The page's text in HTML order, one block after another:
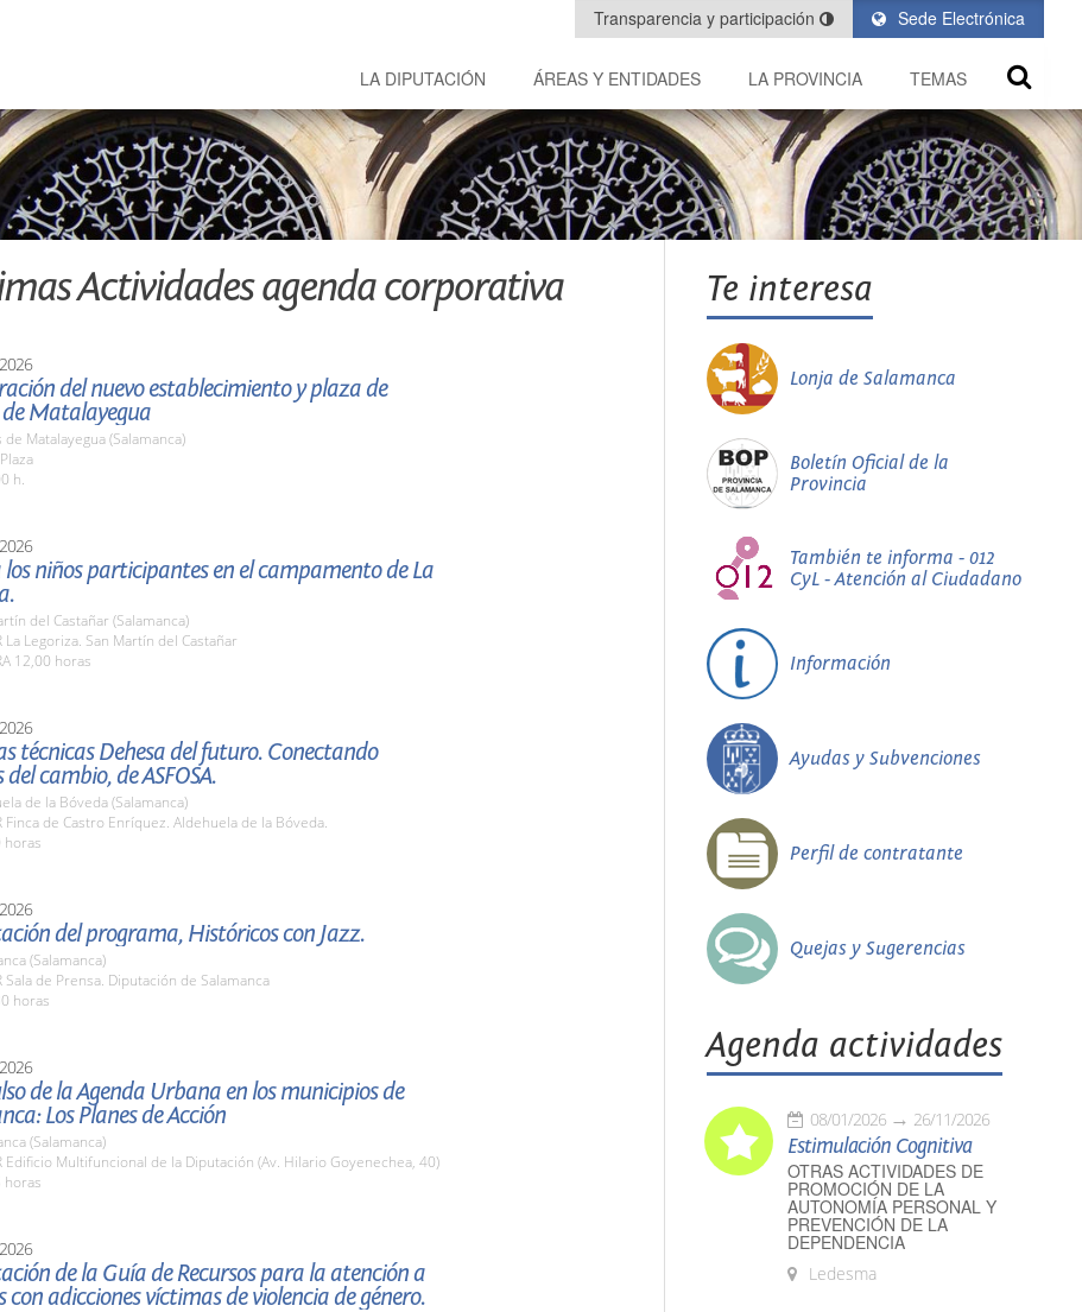
Sede Electrónica
Transparencia y participación
LA DIPUTACIÓN ÁREAS Y ENTIDADES LA PROVINCIA TEMAS
Actividades agenda corporativa
del nuevo establecimiento y plaza de
Matalayegua
Matalayegua (Salamanca)
h.
los niños participantes en el campamento de La
del Castañar (Salamanca)
La Legoriza. San Martín del Castañar
12,00 horas
técnicas Dehesa del futuro. Conectando
cambio, de ASFOSA.
de la Bóveda (Salamanca)
Finca de Castro Enríquez. Aldehuela de la Bóveda.
horas
del programa, Históricos con Jazz.
(Salamanca)
Sala de Prensa. Diputación de Salamanca
horas
de la Agenda Urbana en los municipios de
Los Planes de Acción
(Salamanca)
Edificio Multifuncional de la Diputación (Av. Hilario Goyenechea, 40)
horas
de la Guía de Recursos para la atención a
con adicciones víctimas de violencia de género.
Te interesa
Lonja de Salamanca
Boletín Oficial de la
Provincia
También te informa - 012
CyL - Atención al Ciudadano
Información
Ayudas y Subvenciones
Perfil de contratante
Quejas y Sugerencias
Agenda actividades
08/01/2026 26/11/2026
Estimulación Cognitiva
OTRAS ACTIVIDADES DE
PROMOCIÓN DE LA
AUTONOMÍA PERSONAL Y
PREVENCIÓN DE LA
DEPENDENCIA
Ledesma